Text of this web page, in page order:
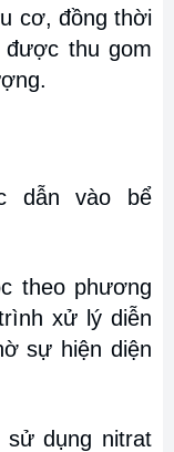
cơ, đồng thời
thu gom
dẫn vào bể
theo phương
xử lý diễn
sự hiện diện
sử dụng nitrat